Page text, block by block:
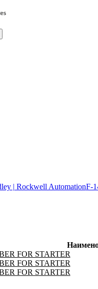
| Rockwell AutomationF-
FOR STARTER
FOR STARTER
FOR STARTER